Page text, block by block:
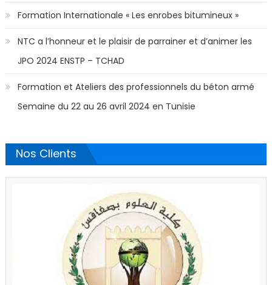
Formation Internationale « Les enrobes bitumineux »
NTC a l’honneur et le plaisir de parrainer et d’animer les
JPO 2024 ENSTP – TCHAD
Formation et Ateliers des professionnels du béton armé
Semaine du 22 au 26 avril 2024 en Tunisie
Nos Clients